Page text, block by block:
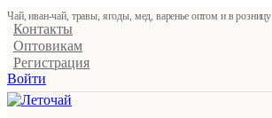
Чай, иван-чай, травы, ягоды, мед, варенье оптом и в розницу
Контакты
Оптовикам
Регистрация
Войти